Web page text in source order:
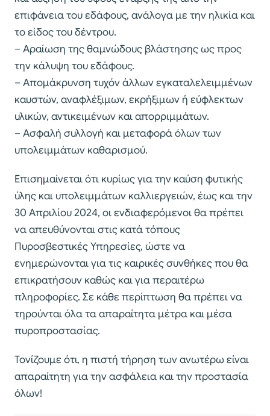
επιφάνεια του εδάφους, ανάλογα με την ηλικία και
το είδος του δέντρου.
– Αραίωση της θαμνώδους βλάστησης ως προς
την κάλυψη του εδάφους.
– Απομάκρυνση τυχόν άλλων εγκαταλελειμμένων
καυστών, αναφλέξιμων, εκρήξιμων ή εύφλεκτων
υλικών, αντικειμένων και απορριμμάτων.
– Ασφαλή συλλογή και μεταφορά όλων των
υπολειμμάτων καθαρισμού.
Επισημαίνεται ότι κυρίως για την καύση φυτικής
ύλης και υπολειμμάτων καλλιεργειών, έως και την
30 Απριλίου 2024, οι ενδιαφερόμενοι θα πρέπει
να απευθύνονται στις κατά τόπους
Πυροσβεστικές Υπηρεσίες, ώστε να
ενημερώνονται για τις καιρικές συνθήκες που θα
επικρατήσουν καθώς και για περαιτέρω
πληροφορίες. Σε κάθε περίπτωση θα πρέπει να
τηρούνται όλα τα απαραίτητα μέτρα και μέσα
πυροπροστασίας.
Τονίζουμε ότι, η πιστή τήρηση των ανωτέρω είναι
απαραίτητη για την ασφάλεια και την προστασία
όλων!